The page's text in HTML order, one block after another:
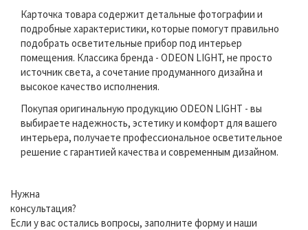
Карточка товара содержит детальные фотографии и
подробные характеристики, которые помогут правильно
подобрать осветительные прибор под интерьер
помещения. Классика бренда - ODEON LIGHT, не просто
источник света, а сочетание продуманного дизайна и
высокое качество исполнения.
Покупая оригинальную продукцию ODEON LIGHT - вы
выбираете надежность, эстетику и комфорт для вашего
интерьера, получаете профессиональное осветительное
решение с гарантией качества и современным дизайном.
Нужна
консультация?
Если у вас остались вопросы, заполните форму и наши